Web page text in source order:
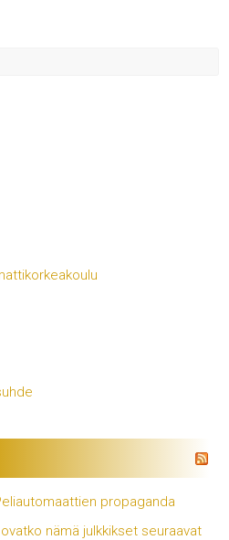
propaganda
nämä julkkikset seuraavat